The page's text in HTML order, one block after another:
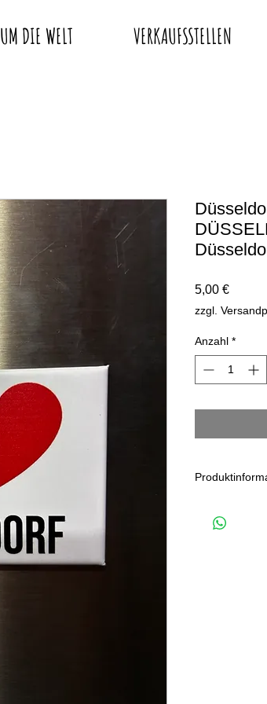
UM DIE WELT VERKAUFSSTELLEN
5,00 €Preis
zzgl.
Anzahl *